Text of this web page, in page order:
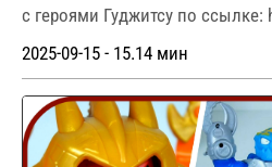
с героями Гуджитсу по
2025-09-15 - 15.14 мин